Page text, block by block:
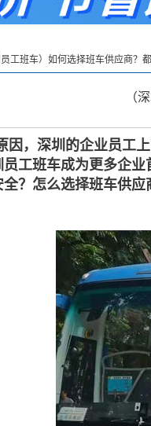
员工班车）如何选择班车供应商？
（
因，深圳的企业员工
工班车成为更多企
？怎么选择班车供应